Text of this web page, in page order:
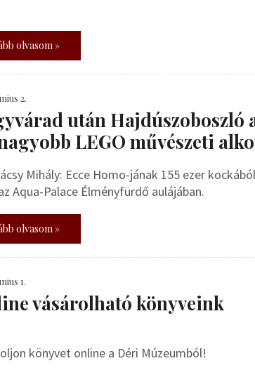
olvasom »
2.
után
LEGO művészeti
Mihály: Ecce Homo-jának 155 ezer
Aqua-Palace Élményfürdő aulájában.
olvasom »
1.
vásárolható könyveink
könyvet online a Déri Múzeumból!